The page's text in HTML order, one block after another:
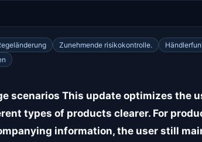
Zunehmende risikokontrolle.
scenarios This update optimizes the
types of products clearer. For
information, the user still